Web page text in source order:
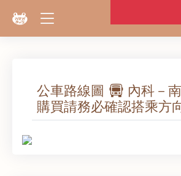
公車路線圖
內科－
購買請務必確認搭乘方